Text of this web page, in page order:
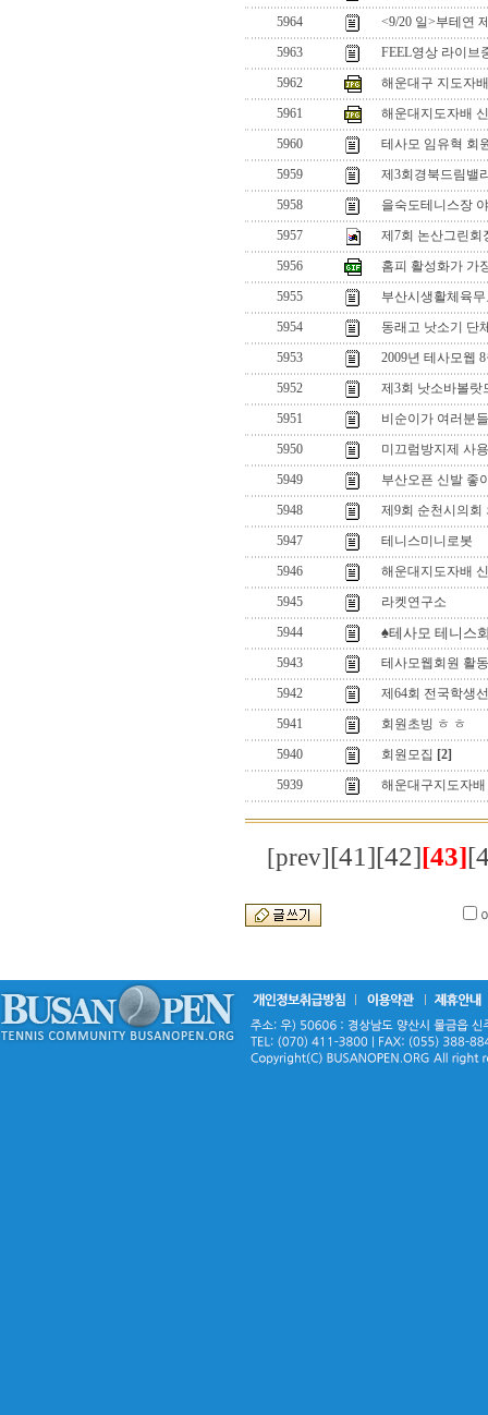
5964
<9/20 일>부테연
5963
FEEL영상 라이브
5962
해운대구 지도자
5961
해운대지도자배
5960
테사모 임유혁 회
5959
제3회경북드림밸
5958
을숙도테니스장
5957
제7회 논산그린회
5956
홈피 활성화가 가
5955
부산시생활체육
5954
동래고 낫소기 단
5953
2009년 테사모웹
5952
제3회 낫소바볼랏
5951
비순이가 여러분
5950
미끄럼방지제 사
5949
부산오픈 신발 좋
5948
제9회 순천시의회
5947
테니스미니로봇
5946
해운대지도자배
5945
라켓연구소
5944
♠테사모 테니스
5943
테사모웹회원 활
5942
제64회 전국학생
5941
회원초빙 ㅎ ㅎ
5940
회원모집 [2]
5939
해운대구지도자
[prev][41][42][43]